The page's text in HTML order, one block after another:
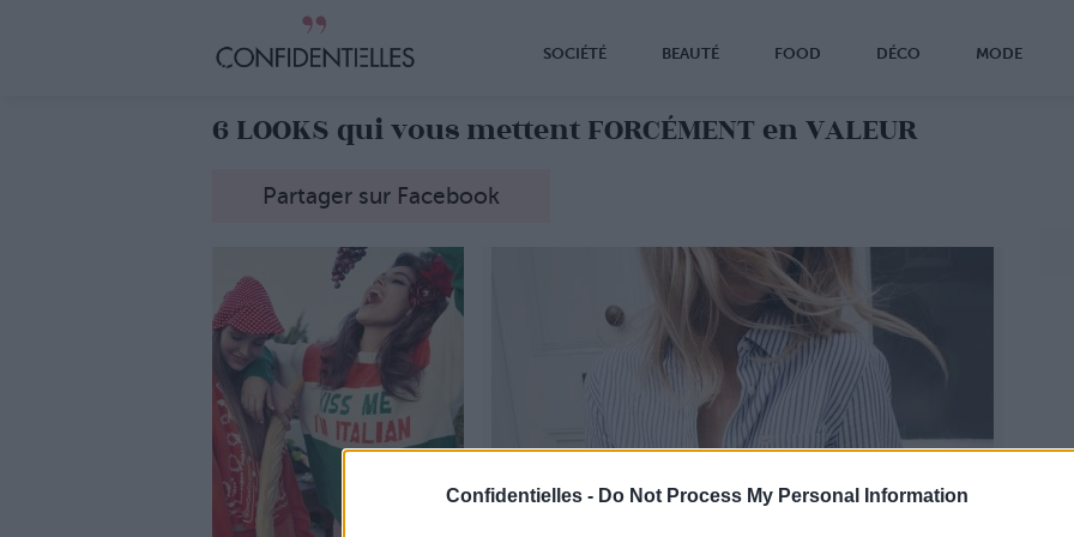
Confidentielles - Do Not Process My Personal Information
SOCIÉTÉ BEAUTÉ FOOD DÉCO MODE
6 LOOKS qui vous mettent FORCÉMENT en VALEUR
Partager sur Facebook